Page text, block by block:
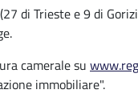
di Trieste e 9 di
camerale su
immobiliare".